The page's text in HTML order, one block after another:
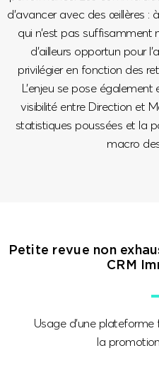
d’avancer avec des œillères :
qui n’est pas
d’ailleurs opportun pour
privilégier en fonction des
L’enjeu se pose
visibilité entre Direction et
statistiques poussées et la
macro
Petite revue non
CRM
Usage d’une
la